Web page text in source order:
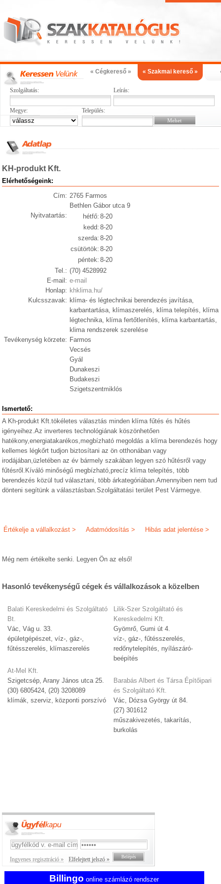
« Cégkereső » « Szakmai kereső »
Szolgáltatás: Leírás:
Megye: Település:
KH-produkt Kft.
Elérhetőségeink:
Cím: 2765 Farmos
Bethlen Gábor utca 9
Nyitvatartás:
hétfő: 8-20
kedd: 8-20
szerda: 8-20
csütörtök: 8-20
péntek: 8-20
Tel.: (70) 4528992
E-mail: e-mail
Honlap: khklima.hu/
Kulcsszavak: klíma- és légtechnikai berendezés javítása,
karbantartása, klímaszerelés, klíma telepítés, klíma
légtechnika, klíma fertőtlenítés, klíma karbantartás,
klima rendszerek szerelése
Tevékenység körzete: Farmos
Vecsés
Gyál
Dunakeszi
Budakeszi
Szigetszentmiklós
Ismertető:
A Kh-produkt Kft.tökéletes választás minden klíma fűtés és hűtés
igényeihez.Az inverteres technológiának köszönhetően
hatékony,energiatakarékos,megbízható megoldás a klíma berendezés hogy
kellemes légkőrt tudjon biztosítani az ön otthonában vagy
irodájában,üzletében az év bármely szakában legyen szó hűtésről vagy
fűtésről.Kíváló minőségű megbízható,precíz klíma telepítés, több
berendezés közül tud választani, több árkategóriában.Amennyiben nem tud
dönteni segítünk a választásban.Szolgáltatási terület Pest Vármegye.
Hibás adat jelentése >
Adatmódosítás >
Értékelje a vállalkozást >
Még nem értékelte senki. Legyen Ön az első!
Hasonló tevékenységű cégek és vállalkozások a közelben
Balati Kereskedelmi és Szolgáltató
Bt.
Vác, Vág u. 33.
épületgépészet, víz-, gáz-,
fűtésszerelés, klímaszerelés
At-Mel Kft.
Szigetcsép, Arany János utca 25.
(30) 6805424, (20) 3208089
klímák, szerviz, központi porszívó
Lilik-Szer Szolgáltató és
Kereskedelmi Kft.
Gyömrő, Gumi út 4.
víz-, gáz-, fűtésszerelés,
redőnytelepítés, nyílászáró-
beépítés
Barabás Albert és Társa Építőipari
és Szolgáltató Kft.
Vác, Dózsa György út 84.
(27) 301612
műszakivezetés, takarítás,
burkolás
Ingyenes regisztráció » Elfelejtett jelszó »
Billingo online számlázó rendszer